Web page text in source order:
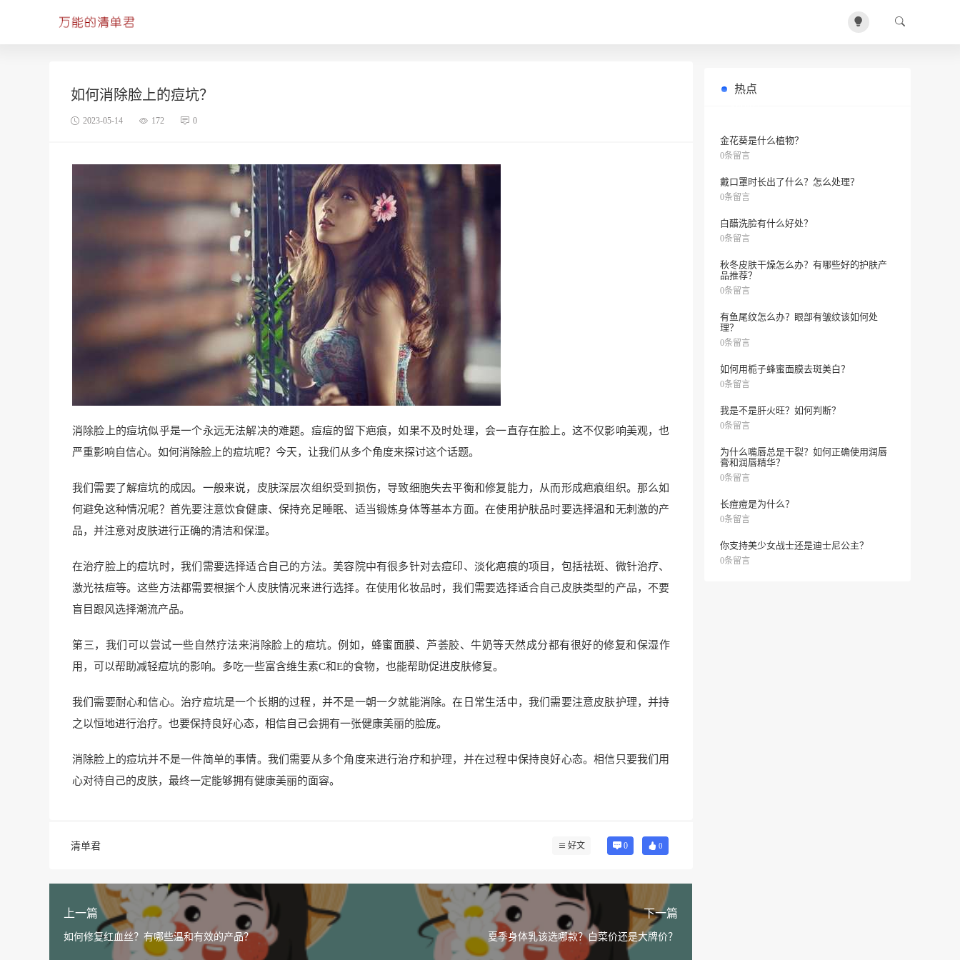
如何消除脸上的痘坑？
2023-05-14 172 0
消除脸上的痘坑似乎是一个永远无法解决的难题。痘痘的留下疤痕，如果不及时处理，会一直存在脸上。这不仅影响美观，也
严重影响自信心。如何消除脸上的痘坑呢？今天，让我们从多个角度来探讨这个话题。
我们需要了解痘坑的成因。一般来说，皮肤深层次组织受到损伤，导致细胞失去平衡和修复能力，从而形成疤痕组织。那么如
何避免这种情况呢？首先要注意饮食健康、保持充足睡眠、适当锻炼身体等基本方面。在使用护肤品时要选择温和无刺激的产
品，并注意对皮肤进行正确的清洁和保湿。
在治疗脸上的痘坑时，我们需要选择适合自己的方法。美容院中有很多针对去痘印、淡化疤痕的项目，包括祛斑、微针治疗、
激光祛痘等。这些方法都需要根据个人皮肤情况来进行选择。在使用化妆品时，我们需要选择适合自己皮肤类型的产品，不要
盲目跟风选择潮流产品。
第三，我们可以尝试一些自然疗法来消除脸上的痘坑。例如，蜂蜜面膜、芦荟胶、牛奶等天然成分都有很好的修复和保湿作
用，可以帮助减轻痘坑的影响。多吃一些富含维生素C和E的食物，也能帮助促进皮肤修复。
我们需要耐心和信心。治疗痘坑是一个长期的过程，并不是一朝一夕就能消除。在日常生活中，我们需要注意皮肤护理，并持
之以恒地进行治疗。也要保持良好心态，相信自己会拥有一张健康美丽的脸庞。
消除脸上的痘坑并不是一件简单的事情。我们需要从多个角度来进行治疗和护理，并在过程中保持良好心态。相信只要我们用
心对待自己的皮肤，最终一定能够拥有健康美丽的面容。
清单君 好文 0 0
上一篇
如何修复红血丝？有哪些温和有效的产品？
下一篇
夏季身体乳该选哪款？白菜价还是大牌价？
热点
金花葵是什么植物？
0条留言
戴口罩时长出了什么？怎么处理？
0条留言
白醋洗脸有什么好处？
0条留言
秋冬皮肤干燥怎么办？有哪些好的护肤产
品推荐？
0条留言
有鱼尾纹怎么办？眼部有皱纹该如何处
理？
0条留言
如何用栀子蜂蜜面膜去斑美白？
0条留言
我是不是肝火旺？如何判断？
0条留言
为什么嘴唇总是干裂？如何正确使用润唇
膏和润唇精华？
0条留言
长痘痘是为什么？
0条留言
你支持美少女战士还是迪士尼公主？
0条留言